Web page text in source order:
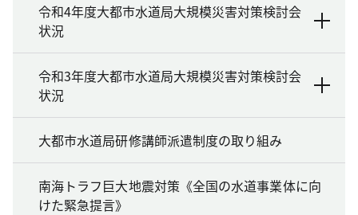
令和4年度大都市水道局大規模災害対策検討会
状況
令和3年度大都市水道局大規模災害対策検討会
状況
大都市水道局研修講師派遣制度の取り組み
南海トラフ巨大地震対策《全国の水道事業体に向
けた緊急提言》